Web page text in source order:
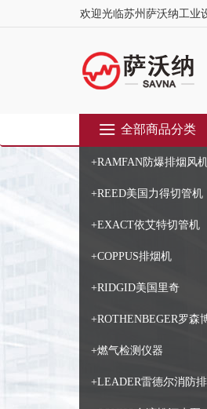
欢迎光临苏州萨沃纳工业
全部商品分类
+RAMFAN防爆排烟风
+REED美国力得切管机
+EXACT依艾特切管机
+COPPUS排烟机
+RIDGID美国里奇
+ROTHENBEGER罗森
+燃气检测仪器
+LEADER雷德尔消防